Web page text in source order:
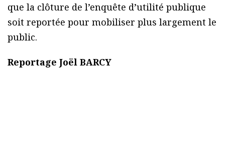
que la clôture de l’enquête d’utilité publique
soit reportée pour mobiliser plus largement le
public.
Reportage Joël BARCY